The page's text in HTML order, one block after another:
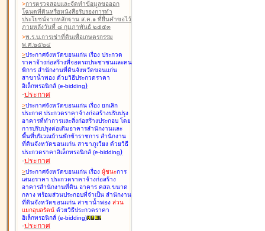
>การตรวจสอบและจัดทำข้อมูลขอออก
โฉนดที่ดินหรือหนังสือรับรองการทำ
ประโยชน์จากหลักฐาน ส.ค.๑ ที่ยื่นคำขอไว้
ภายหลังวันที่ ๘ กุมภาพันธ์ ๒๕๕๓
>พ.ร.บ.การเช่าที่ดินเพื่อเกษตรกรรม
พ.ศ.๒๕๒๔
>ประกาศจังหวัดขอนแก่น เรื่อง ประกวด
ราคาจ้างก่อสร้างที่จอดรถประชาชนและคน
พิการ สำนักงานที่ดินจังหวัดขอนแก่น
สาขาน้ำพอง ด้วยวิธีประกวดราคา
อิเล็กทรอนิกส์ (e-bidding)
-ประกาศ
>ประกาศจังหวัดขอนแก่น เรื่อง ยกเลิก
ประกาศ ประกวดราคาจ้างก่อสร้างปรับปรุง
อาคารที่ทำการและสิ่งก่อสร้างประกอบ โดย
การปรับปรุงต่อเติมอาคารสำนักงานและ
พื้นที่บริเวณบ้านพักข้าราชการ สำนักงาน
ที่ดินจังหวัดขอนแก่น สาขาภูเวียง ด้วยวิธี
ประกวดราคาอิเล็กทรอนิกส์ (e-bidding)
-ประกาศ
>ประกาศจังหวัดขอนแก่น เรื่อง ผู้ชนะการ
เสนอราคา ประกวดราคาจ้างก่อสร้าง
อาคารสำนักงานที่ดิน อาคาร คสล.ขนาด
กลาง พร้อมส่วนประกอบที่จำเป็น สำนักงาน
ที่ดินจังหวัดขอนแก่น สาขาน้ำพอง ส่วน
แยกอุบลรัตน์ ด้วยวิธีประกวดราคา
อิเล็กทรอนิกส์ (e-bidding)
-ประกาศ